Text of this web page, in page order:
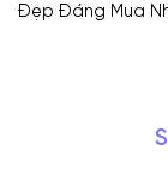
Đẹp Đáng Mua